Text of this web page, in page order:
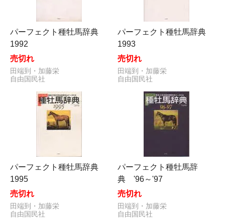
パーフェクト種牡馬辞典
1992
売切れ
田端到・加藤栄
自由国民社
パーフェクト種牡馬辞典
1993
売切れ
田端到・加藤栄
自由国民社
パーフェクト種牡馬辞典
1995
売切れ
田端到・加藤栄
自由国民社
パーフェクト種牡馬辞
典 '96～'97
売切れ
田端到・加藤栄
自由国民社